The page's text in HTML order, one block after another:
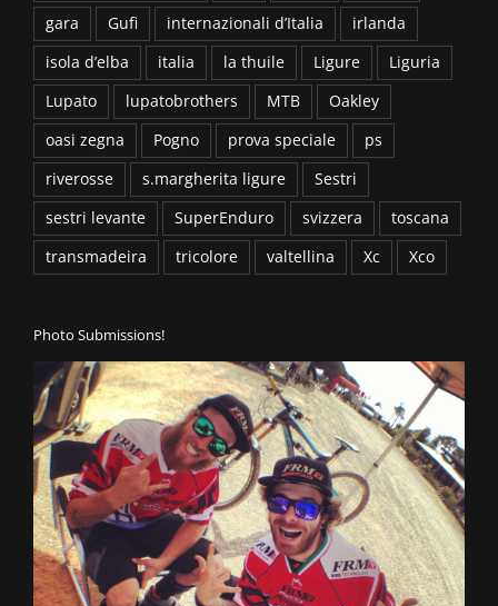
gara
Gufi internazionali d’Italia
irlanda
isola d’elba
italia la thuile Ligure
Liguria
Lupato
lupatobrothers MTB
Oakley
oasi zegna
Pogno prova speciale
ps
riverosse
s.margherita ligure
Sestri
sestri levante
SuperEnduro svizzera
toscana
transmadeira
tricolore valtellina Xc Xco
Photo Submissions!